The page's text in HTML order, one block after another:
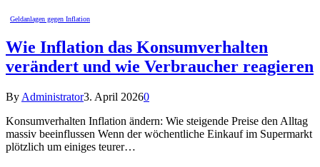
Geldanlagen gegen Inflation
Wie Inflation das Konsumverhalten
verändert und wie Verbraucher reagieren
By Administrator3. April 20260
Konsumverhalten Inflation ändern: Wie steigende Preise den Alltag
massiv beeinflussen Wenn der wöchentliche Einkauf im Supermarkt
plötzlich um einiges teurer…